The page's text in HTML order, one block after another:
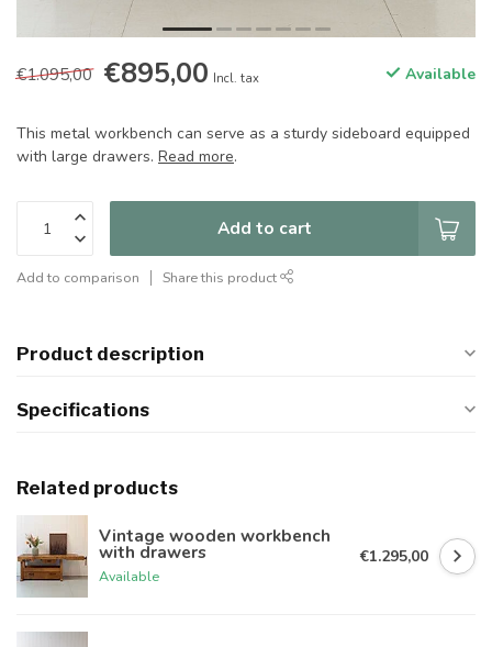
€1.095,00 €895,00 Incl. tax Available
This metal workbench can serve as a sturdy sideboard equipped
with large drawers. Read more.
Add to cart
Add to comparison Share this product
Product description
Specifications
Related products
Vintage wooden workbench
with drawers
Available
€1.295,00